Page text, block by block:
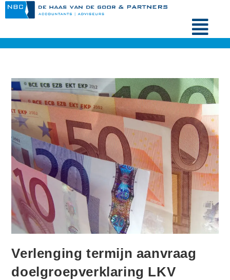
Verlenging termijn aanvraag
doelgroepverklaring LKV